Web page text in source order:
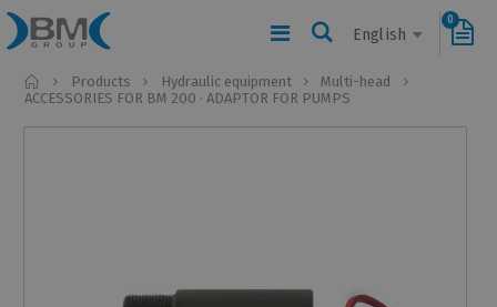
English
0
Home
Products Hydraulic equipment
Multi-head
ACCESSORIES FOR BM 200 · ADAPTOR FOR PUMPS